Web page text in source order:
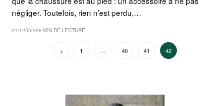
négliger. Toutefois, rien n’est perdu,…
01/12/20128 MIN DE LECTURE
Page précédente1 … 40 41 42